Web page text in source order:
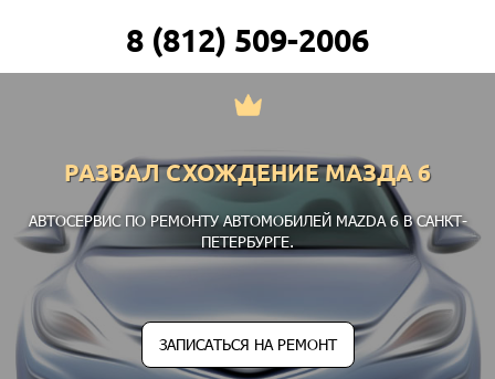
8 (812) 509-2006
РАЗВАЛ СХОЖДЕНИЕ МАЗДА 6
АВТОСЕРВИС ПО РЕМОНТУ АВТОМОБИЛЕЙ MAZDA 6 В САНКТ-
ПЕТЕРБУРГЕ.
ЗАПИСАТЬСЯ НА РЕМОНТ